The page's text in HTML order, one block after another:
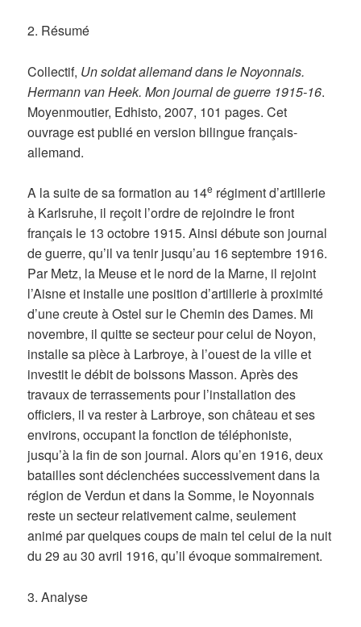
2. Résumé
Collectif, Un soldat allemand dans le Noyonnais.
Hermann van Heek. Mon journal de guerre 1915-16.
Moyenmoutier, Edhisto, 2007, 101 pages. Cet
ouvrage est publié en version bilingue français-
allemand.
A la suite de sa formation au 14e régiment d’artillerie
à Karlsruhe, il reçoit l’ordre de rejoindre le front
français le 13 octobre 1915. Ainsi débute son journal
de guerre, qu’il va tenir jusqu’au 16 septembre 1916.
Par Metz, la Meuse et le nord de la Marne, il rejoint
l’Aisne et installe une position d’artillerie à proximité
d’une creute à Ostel sur le Chemin des Dames. Mi
novembre, il quitte se secteur pour celui de Noyon,
installe sa pièce à Larbroye, à l’ouest de la ville et
investit le débit de boissons Masson. Après des
travaux de terrassements pour l’installation des
officiers, il va rester à Larbroye, son château et ses
environs, occupant la fonction de téléphoniste,
jusqu’à la fin de son journal. Alors qu’en 1916, deux
batailles sont déclenchées successivement dans la
région de Verdun et dans la Somme, le Noyonnais
reste un secteur relativement calme, seulement
animé par quelques coups de main tel celui de la nuit
du 29 au 30 avril 1916, qu’il évoque sommairement.
3. Analyse